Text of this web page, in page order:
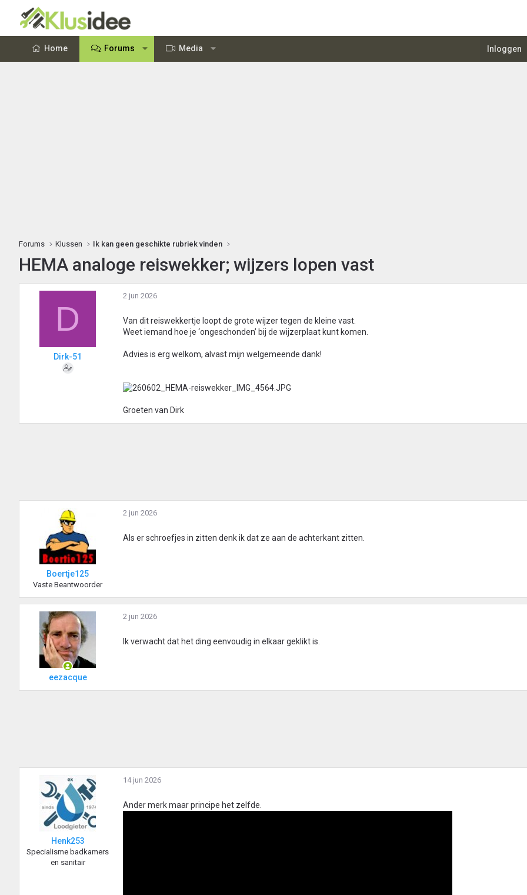
Home Forums Media Inloggen
Forums Klussen Ik kan geen geschikte rubriek vinden
HEMA analoge reiswekker; wijzers lopen vast
D
Dirk-51
2 jun 2026
Van dit reiswekkertje loopt de grote wijzer tegen de kleine vast.
Weet iemand hoe je ‘ongeschonden’ bij de wijzerplaat kunt komen.
Advies is erg welkom, alvast mijn welgemeende dank!
Groeten van Dirk
Boertje125
Vaste Beantwoorder
2 jun 2026
Als er schroefjes in zitten denk ik dat ze aan de achterkant zitten.
eezacque
2 jun 2026
Ik verwacht dat het ding eenvoudig in elkaar geklikt is.
Henk253
Specialisme badkamers
en sanitair
14 jun 2026
Ander merk maar principe het zelfde.